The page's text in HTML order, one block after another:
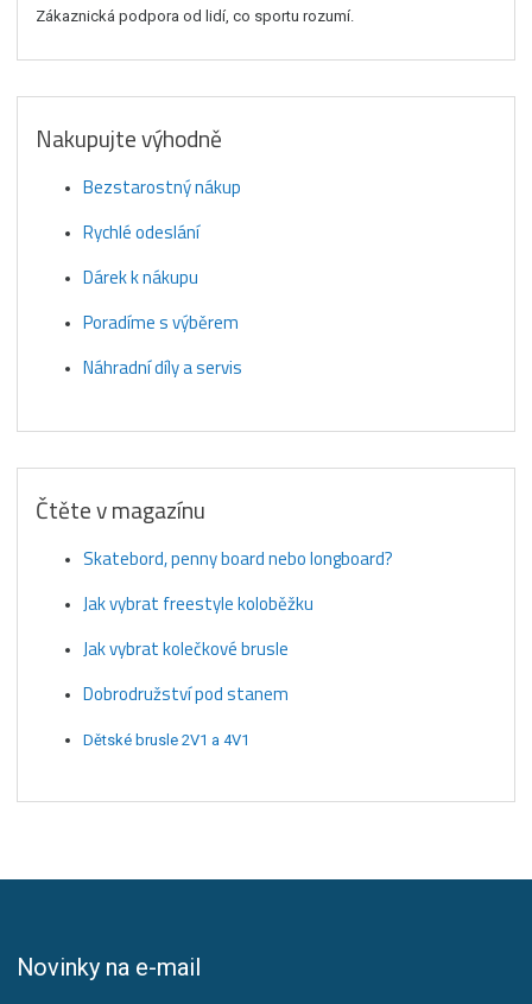
Zákaznická podpora od lidí, co sportu rozumí.
Nakupujte výhodně
Bezstarostný nákup
Rychlé odeslání
Dárek k nákupu
Poradíme s výběrem
Náhradní díly a servis
Čtěte v magazínu
Skatebord, penny board nebo longboard?
Jak vybrat freestyle koloběžku
Jak vybrat kolečkové brusle
Dobrodružství pod stanem
Dětské brusle 2V1 a 4V1
Novinky na e-mail